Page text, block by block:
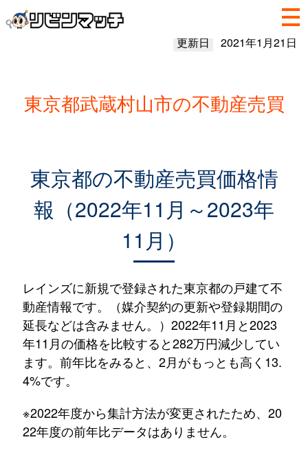
更新日 2021年1月21日
東京都武蔵村山市の不動産売買
東京都の不動産売買価格情
報（2022年11月～2023年
11月）
レインズに新規で登録された東京都の戸建て不
動産情報です。（媒介契約の更新や登録期間の
延長などは含みません。）2022年11月と2023
年11月の価格を比較すると282万円減少してい
ます。前年比をみると、2月がもっとも高く13.
4%です。
※2022年度から集計方法が変更されたため、20
22年度の前年比データはありません。